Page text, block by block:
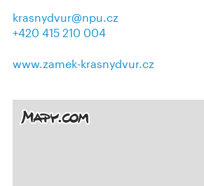
krasnydvur@npu.cz
+420 415 210 004
www.zamek-krasnydvur.cz